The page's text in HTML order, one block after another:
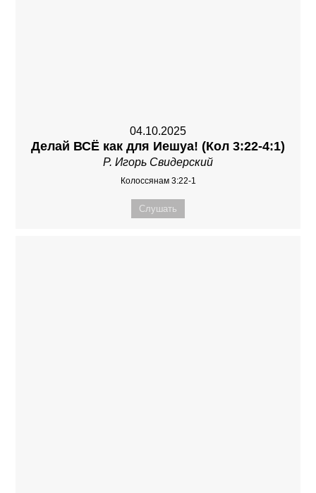
04.10.2025
Делай ВСЁ как для Иешуа! (Кол 3:22-4:1)
Р. Игорь Свидерский
Колоссянам 3:22-1
Слушать